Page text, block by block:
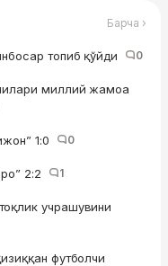
Барча ›
топиб қўйди 0
миллий жамоа
1:0 0
2:2 1
учрашувини
футболчи